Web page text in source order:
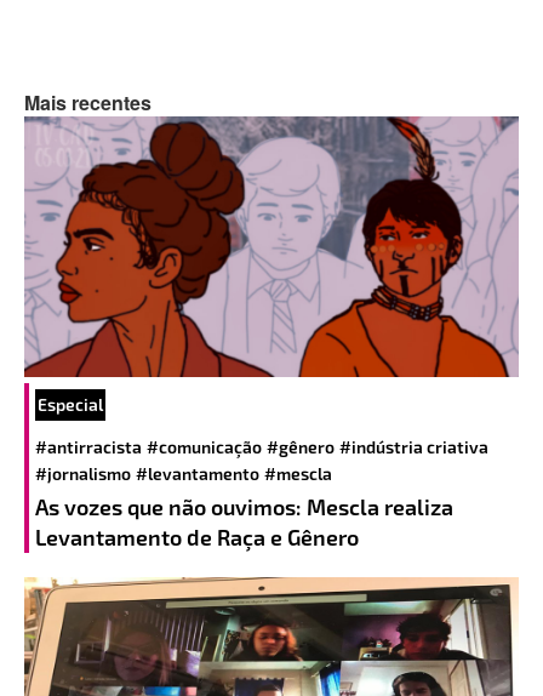
Mais recentes
Especial
#antirracista #comunicação #gênero #indústria criativa
#jornalismo #levantamento #mescla
As vozes que não ouvimos: Mescla realiza
Levantamento de Raça e Gênero